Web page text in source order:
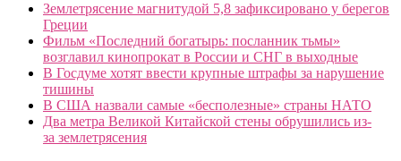
Землетрясение магнитудой 5,8 зафиксировано у берегов
Греции
Фильм «Последний богатырь: посланник тьмы»
возглавил кинопрокат в России и СНГ в выходные
В Госдуме хотят ввести крупные штрафы за нарушение
тишины
В США назвали самые «бесполезные» страны НАТО
Два метра Великой Китайской стены обрушились из-
за землетрясения